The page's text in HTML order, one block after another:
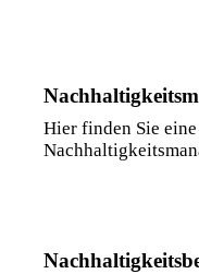
Hier finden Sie